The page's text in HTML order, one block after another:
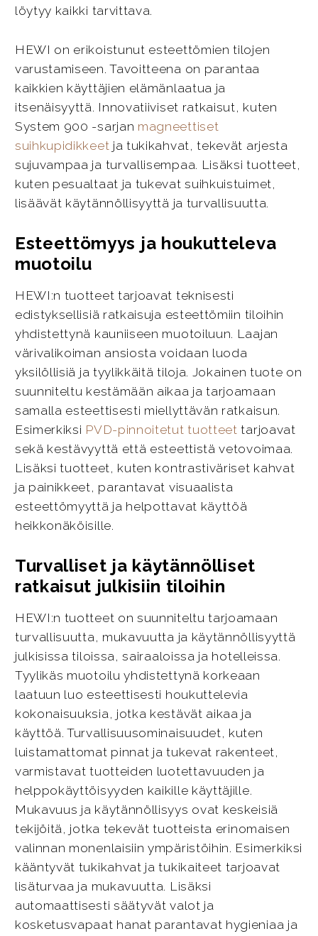
löytyy kaikki tarvittava.
HEWI on erikoistunut esteettömien tilojen
varustamiseen. Tavoitteena on parantaa
kaikkien käyttäjien elämänlaatua ja
itsenäisyyttä. Innovatiiviset ratkaisut, kuten
System 900 -sarjan magneettiset
suihkupidikkeet ja tukikahvat, tekevät arjesta
sujuvampaa ja turvallisempaa. Lisäksi tuotteet,
kuten pesualtaat ja tukevat suihkuistuimet,
lisäävät käytännöllisyyttä ja turvallisuutta.
Esteettömyys ja houkutteleva
muotoilu
HEWI:n tuotteet tarjoavat teknisesti
edistyksellisiä ratkaisuja esteettömiin tiloihin
yhdistettynä kauniiseen muotoiluun. Laajan
värivalikoiman ansiosta voidaan luoda
yksilöllisiä ja tyylikkäitä tiloja. Jokainen tuote on
suunniteltu kestämään aikaa ja tarjoamaan
samalla esteettisesti miellyttävän ratkaisun.
Esimerkiksi PVD-pinnoitetut tuotteet tarjoavat
sekä kestävyyttä että esteettistä vetovoimaa.
Lisäksi tuotteet, kuten kontrastiväriset kahvat
ja painikkeet, parantavat visuaalista
esteettömyyttä ja helpottavat käyttöä
heikkonäköisille.
Turvalliset ja käytännölliset
ratkaisut julkisiin tiloihin
HEWI:n tuotteet on suunniteltu tarjoamaan
turvallisuutta, mukavuutta ja käytännöllisyyttä
julkisissa tiloissa, sairaaloissa ja hotelleissa.
Tyylikäs muotoilu yhdistettynä korkeaan
laatuun luo esteettisesti houkuttelevia
kokonaisuuksia, jotka kestävät aikaa ja
käyttöä. Turvallisuusominaisuudet, kuten
luistamattomat pinnat ja tukevat rakenteet,
varmistavat tuotteiden luotettavuuden ja
helppokäyttöisyyden kaikille käyttäjille.
Mukavuus ja käytännöllisyys ovat keskeisiä
tekijöitä, jotka tekevät tuotteista erinomaisen
valinnan monenlaisiin ympäristöihin. Esimerkiksi
kääntyvät tukikahvat ja tukikaiteet tarjoavat
lisäturvaa ja mukavuutta. Lisäksi
automaattisesti säätyvät valot ja
kosketusvapaat hanat parantavat hygieniaa ja